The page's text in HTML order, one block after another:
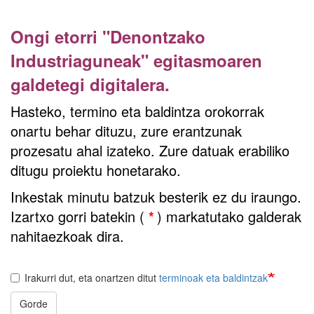
Ongi etorri "Denontzako
Industriaguneak" egitasmoaren
galdetegi digitalera.
Hasteko, termino eta baldintza orokorrak
onartu behar dituzu, zure erantzunak
prozesatu ahal izateko. Zure datuak erabiliko
ditugu proiektu honetarako.
Inkestak minutu batzuk besterik ez du iraungo.
Izartxo gorri batekin ( * ) markatutako galderak
nahitaezkoak dira.
Irakurri dut, eta onartzen ditut terminoak eta baldintzak
Gorde